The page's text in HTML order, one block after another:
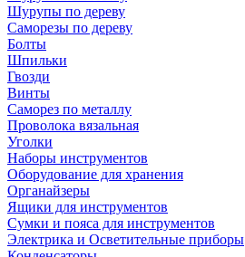
Шурупы по дереву
Саморезы по дереву
Болты
Шпильки
Гвозди
Винты
Саморез по металлу
Проволока вязальная
Уголки
Наборы инструментов
Оборудование для хранения
Органайзеры
Ящики для инструментов
Сумки и пояса для инструментов
Электрика и Осветительные приборы